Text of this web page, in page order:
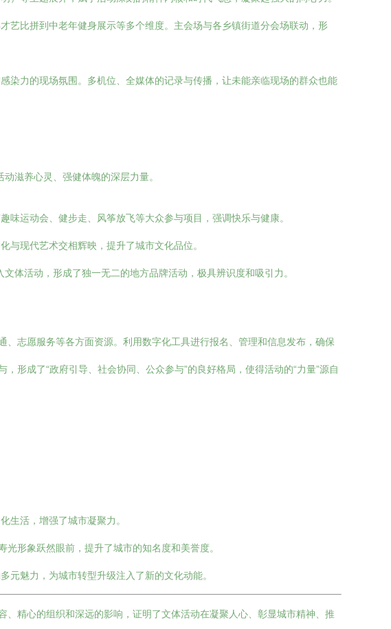
艺比拼到中老年健身展示等多个维度。主会场与各乡镇街道分会场联动，形
染力的现场氛围。多机位、全媒体的记录与传播，让未能亲临现场的群众也能
滋养心灵、强健体魄的深层力量。
运动会、健步走、风筝放飞等大众参与项目，强调快乐与健康。
与现代艺术交相辉映，提升了城市文化品位。
体活动，形成了独一无二的地方品牌活动，极具辨识度和吸引力。
志愿服务等各方面资源。利用数字化工具进行报名、管理和信息发布，确保
形成了“政府引导、社会协同、公众参与”的良好格局，使得活动的“力量”源自
生活，增强了城市凝聚力。
形象跃然眼前，提升了城市的知名度和美誉度。
元魅力，为城市转型升级注入了新的文化动能。
精心的组织和深远的影响，证明了文体活动在凝聚人心、彰显城市精神、推